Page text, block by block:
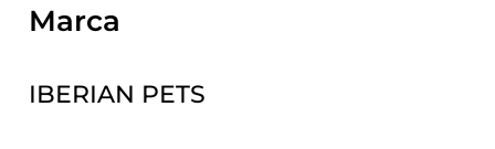
Marca
IBERIAN PETS